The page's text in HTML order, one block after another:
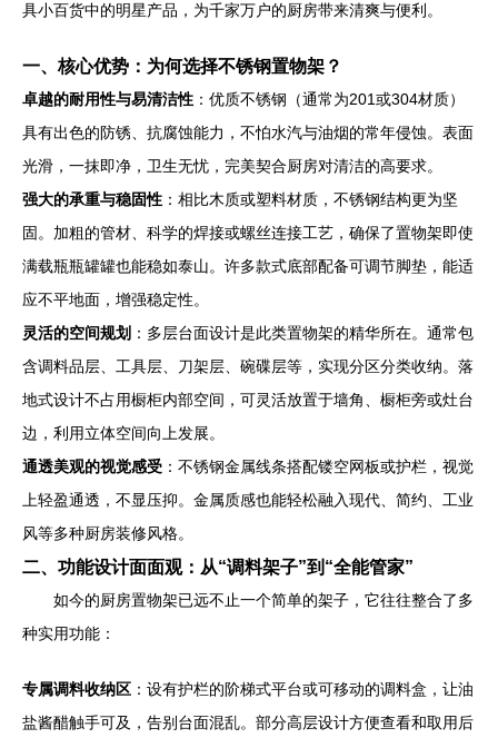
具小百货中的明星产品，为千家万户的厨房带来清爽与便利。
一、核心优势：为何选择不锈钢置物架？
卓越的耐用性与易清洁性 ：优质不锈钢（通常为201或304材质）
具有出色的防锈、抗腐蚀能力，不怕水汽与油烟的常年侵蚀。表面
光滑，一抹即净，卫生无忧，完美契合厨房对清洁的高要求。
强大的承重与稳固性 ：相比木质或塑料材质，不锈钢结构更为坚
固。加粗的管材、科学的焊接或螺丝连接工艺，确保了置物架即使
满载瓶瓶罐罐也能稳如泰山。许多款式底部配备可调节脚垫，能适
应不平地面，增强稳定性。
灵活的空间规划 ：多层台面设计是此类置物架的精华所在。通常包
含调料品层、工具层、刀架层、碗碟层等，实现分区分类收纳。落
地式设计不占用橱柜内部空间，可灵活放置于墙角、橱柜旁或灶台
边，利用立体空间向上发展。
通透美观的视觉感受 ：不锈钢金属线条搭配镂空网板或护栏，视觉
上轻盈通透，不显压抑。金属质感也能轻松融入现代、简约、工业
风等多种厨房装修风格。
二、功能设计面面观：从“调料架子”到“全能管家”
如今的厨房置物架已远不止一个简单的架子，它往往整合了多
种实用功能：
专属调料收纳区 ：设有护栏的阶梯式平台或可移动的调料盒，让油
盐酱醋触手可及，告别台面混乱。部分高层设计方便查看和取用后